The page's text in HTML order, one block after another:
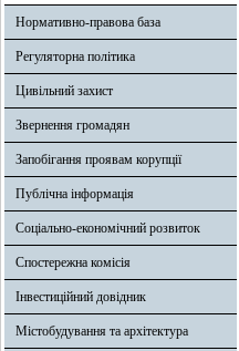
Нормативно-правова база
Регуляторна політика
Цивільний захист
Звернення громадян
Запобігання проявам корупції
Публічна інформація
Соціально-економічний розвиток
Спостережна комісія
Інвестиційний довідник
Містобудування та архітектура